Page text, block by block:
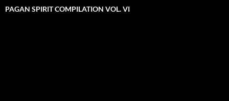
PAGAN SPIRIT COMPILATION VOL. VI